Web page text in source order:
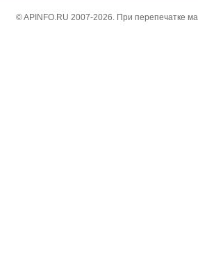
© APINFO.RU 2007-2026. При перепечатке